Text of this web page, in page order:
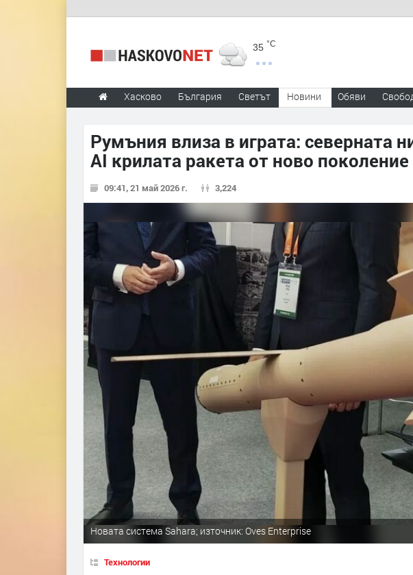
35 °C
Хасково България Светът Новини Обяви
Румъния влиза в играта: северната
AI крилата ракета от ново поколение
09:41, 21 май 2026 г. 3,224
Новата система Sahara; източник: Oves Enterprise
Технологии